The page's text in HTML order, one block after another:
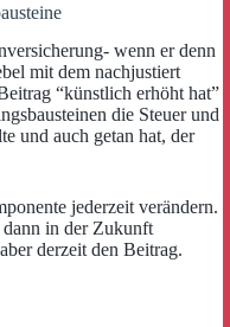
wenn er denn
mit dem nachjustiert
“künstlich erhöht hat”
die Steuer und
und auch getan hat, der
jederzeit verändern.
dann in der Zukunft
derzeit den Beitrag.